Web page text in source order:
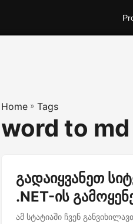
Home » Tags
word to md
გადაიყვანეთ
.NET-ის
ამ სტატიაში ჩვენ